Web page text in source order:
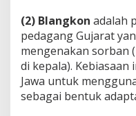
(2) Blangkon adalah
pedagang Gujarat
mengenakan sorban
di kepala).
Jawa untuk
sebagai bentuk